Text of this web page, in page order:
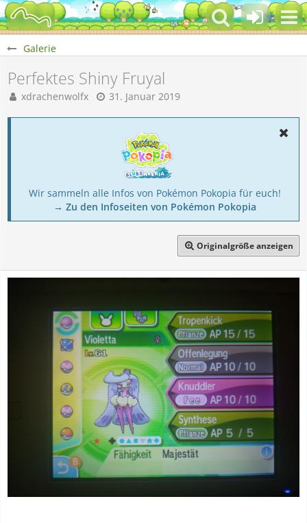
Galerie
Perfektes Shiny Fruyal
xdrachenwolfx 31. Januar 2019
Wir sammeln alle Infos von Pokémon Pokopia für euch!
→ Zu den Infoseiten von Pokémon Pokopia
Originalgröße anzeigen